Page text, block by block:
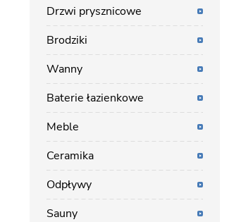
Drzwi prysznicowe
Brodziki
Wanny
Baterie łazienkowe
Meble
Ceramika
Odpływy
Sauny